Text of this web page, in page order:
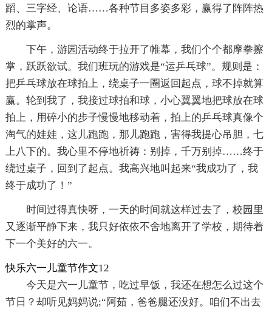
蹈、三字经、论语……各种节目多姿多彩，赢得了阵阵热
烈的掌声。
下午，游园活动终于拉开了帷幕，我们个个都摩拳擦
掌，跃跃欲试。我们班玩的游戏是“运乒乓球”。规则是：
把乒乓球放在球拍上，绕桌子一圈返回起点，球不掉就算
赢。轮到我了，我接过球拍和球，小心翼翼地把球放在球
拍上，用碎小的步子慢慢地移动着，拍上的乒乓球真像个
淘气的娃娃，这儿跑跑，那儿跑跑，害得我提心吊胆，七
上八下的。我心里不停地祈祷：别掉，千万别掉……终于
绕过桌子，回到了起点。我高兴地叫起来“我成功了，我
终于成功了！”
时间过得真快呀，一天的时间就这样过去了，校园里
又逐渐平静下来，我只好依依不舍地离开了学校，期待着
下一个美好的六一。
快乐六一儿童节作文12
今天是六一儿童节，吃过早饭，我还在想怎么过这个
节日？却听见妈妈说;“阿茹，爸爸腿还没好。咱们不出去